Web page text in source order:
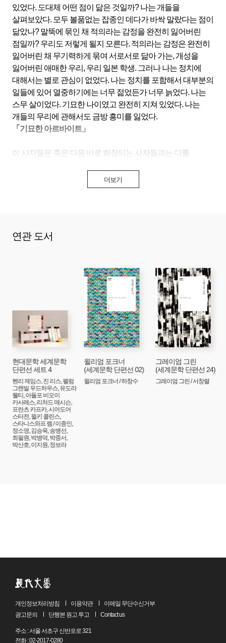
있었다. 도대체 어떤 점이 닮은 것일까? 나는 개들을
살펴보았다. 모두 볼품없는 잡종인 데다가 바싹 말랐다는 점이
닮았나? 말뚝에 묶인 채 적의라는 감정을 완전히 잃어버린
점일까? 우리도 저렇게 될지 모른다. 적의라는 감정은 완전히
잃어버린 채 무기력하게 묶여 서로서로 닮아 가는, 개성을
잃어버린 애매한 우리, 우리 일본 학생. 그러나 나는 정치에
대해서는 별로 관심이 없었다. 나는 정치를 포함해서 대부분의
일들에 있어 열중하기에는 너무 젊었든가 너무 늙었다. 나는
스무 살이었다. 기묘한 나이였고 완전히 지쳐 있었다. 나는
개들의 무리에 관해서도 금방 흥미를 잃었다.
「기묘한 아르바이트」
이 사자들은 죽은 다음 바로 화장되는 사자들과는 다를
‘물체’로서의 긴밀성, 독립성을 가지고 있었다. 죽고 난 다음
바로 화장된 시체는 이토록 완벽한 ‘물체’가 되어 보지 못하는
위험한 추이를 완주한 ‘물체’들을 주의 깊게 바라보았다.
약간의 전율 비슷한 감동이 짜릿하게 느껴졌다.
그래, 우리는 모두 ‘물체’다. 그것도 상당히 정교하게 만들어진
완전한 ‘물체’다. 죽어서 바로 화장된 남자는 ‘물체’의 양감,
묵직하고 확실한 감각을 모르겠지.
그런 거다. 죽음은 ‘물체’다. 그런데 나는 죽음을 의식의
측면에서만 이해하고 있었다. 의식이 끝난 다음에
‘물체’로서의 죽음이 시작된다. 순조롭게 시작된 죽음은 대학
건물 지하에서 알코올 용액에 잠겨 몇 년이고 버티며 해부를
기다리고 있다.
「사자의 잘난 척」
당황한 어른들은 어쩔 줄 몰라 허둥거리며 채광창으로 지하
창고를 들여다보았다. 빨리빨리 자리를 바꾸느라 이마를 툭툭
부딪치며 난리가 났다. 지상의 어른들 태도가 급격하게 변하는
게 느껴졌다. 그들은 처음에는 소리를 질렀다. 그러고는 돌연
채 불타는 분노에 사로잡혀 눈물을 흘렸다. 검둥이 군인이
나를 인질로 삼다니……
「사육」
유령을 발견할까 봐 두려워 눈을 꾹 감고 겁에 질린 채 잠의
더보기
연관 도서
현대문학 세계문학
단편선 세트 4
헨리 제임스, 진 리스, 펠럼
그렌빌 우드하우스, 유도라
웰티, 아돌포 비오이
카사레스, 리처드 매시슨,
프란츠 카프카, 시어도어
스터전, 윌키 콜린스,
스타니스와프 렘 / 이종인,
정소영, 김승욱, 송병선,
최필원, 박병덕, 박중서,
박산호, 이지원, 정보라
윌리엄 포크너
(세계문학 단편선 02)
윌리엄 포크너 / 하창수
그레이엄 그린
(세계문학 단편선 24)
그레이엄 그린 / 서창렬
개인정보처리방침 이용약관
이메일 무단수신거부
광고문의
단행본 원고 투고 Contact us
주소 : 서울 서초구 신반포로 321
전화 : 02-2017-0280